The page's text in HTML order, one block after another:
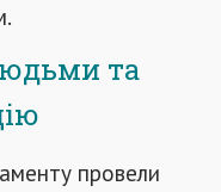
та
провели